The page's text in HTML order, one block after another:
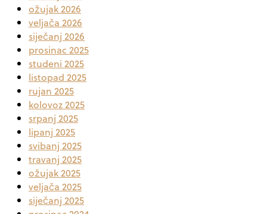
ožujak 2026
veljača 2026
siječanj 2026
prosinac 2025
studeni 2025
listopad 2025
rujan 2025
kolovoz 2025
srpanj 2025
lipanj 2025
svibanj 2025
travanj 2025
ožujak 2025
veljača 2025
siječanj 2025